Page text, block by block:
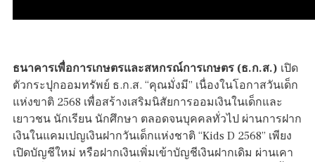
ธนาคารเพื่อการเกษตรและสหกรณ์การเกษตร (ธ.ก.ส.) เปิด
ตัวกระปุกออมทรัพย์ ธ.ก.ส. “คุณมั่งมี” เนื่องในโอกาสวันเด็ก
แห่งขาติ 2568 เพื่อสร้างเสริมนิสัยการออมเงินในเด็กและ
เยาวชน นักเรียน นักศึกษา ตลอดจนบุคคลทั่วไป ผ่านการฝาก
เงินในแคมเปญเงินฝากวันเด็กแห่งชาติ “Kids D 2568” เพียง
เปิดบัญชีใหม่ หรือฝากเงินเพิ่มเข้าบัญชีเงินฝากเดิม ผ่านเคา